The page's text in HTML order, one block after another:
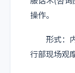
操作。
形式：内
行部现场观